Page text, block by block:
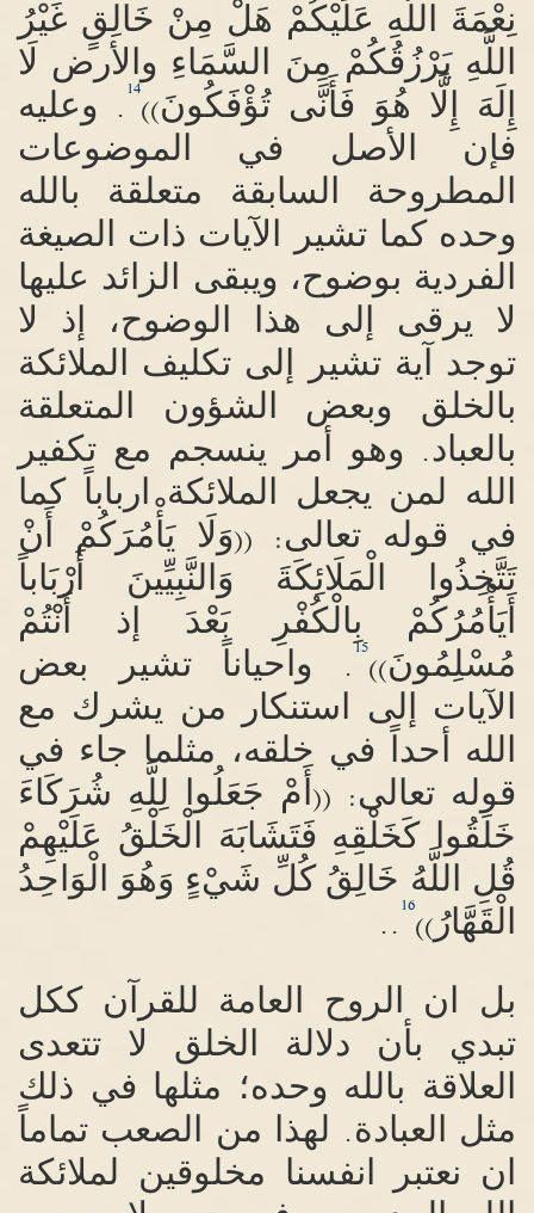
نِعْمَةَ اللَّهِ عَلَيْكُمْ هَلْ مِنْ خَالِقٍ غَيْرُ
اللَّهِ يَرْزُقُكُمْ مِنَ السَّمَاءِ والأرض لَا
إِلَهَ إِلَّا هُوَ فَأَنَّى تُؤْفَكُونَ))
14
. وعليه
فإن الأصل في الموضوعات
المطروحة السابقة متعلقة بالله
وحده كما تشير الآيات ذات الصيغة
الفردية بوضوح، ويبقى الزائد عليها
لا يرقى إلى هذا الوضوح، إذ لا
توجد آية تشير إلى تكليف الملائكة
بالخلق وبعض الشؤون المتعلقة
بالعباد. وهو أمر ينسجم مع تكفير
الله لمن يجعل الملائكة ارباباً كما
في قوله تعالى:
((وَلَا يَأْمُرَكُمْ أَنْ
تَتَّخِذُوا الْمَلَائِكَةَ وَالنَّبِيِّينَ أَرْبَاباً
أَيَأْمُرُكُمْ بِالْكُفْرِ بَعْدَ إذ أَنْتُمْ
مُسْلِمُونَ))
15
.
واحياناً تشير بعض
الآيات إلى استنكار من يشرك مع
الله أحداً في خلقه، مثلما جاء في
قوله تعالى: ((أَمْ جَعَلُوا لِلَّهِ شُرَكَاءَ
خَلَقُوا كَخَلْقِهِ فَتَشَابَهَ الْخَلْقُ عَلَيْهِمْ
قُلِ اللَّهُ خَالِقُ كُلِّ شَيْءٍ وَهُوَ الْوَاحِدُ
الْقَهَّارُ))
16
..
بل ان الروح العامة للقرآن ككل
تبدي بأن دلالة الخلق لا تتعدى
العلاقة بالله وحده؛ مثلها في ذلك
مثل العبادة. لهذا من الصعب تماماً
ان نعتبر انفسنا مخلوقين لملائكة